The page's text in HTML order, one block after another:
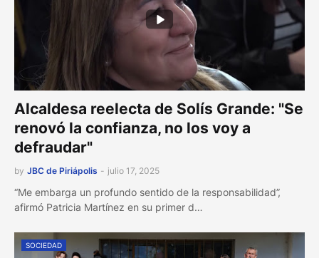
Alcaldesa reelecta de Solís Grande: "Se
renovó la confianza, no los voy a
defraudar"
by JBC de Piriápolis - julio 17, 2025
“Me embarga un profundo sentido de la responsabilidad”,
afirmó Patricia Martínez en su primer d…
SOCIEDAD